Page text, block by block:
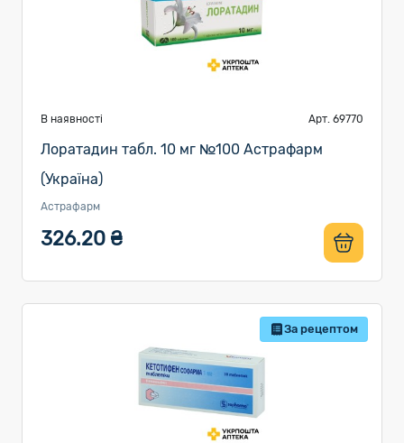
В наявності Арт. 69770
Лоратадин табл. 10 мг №100 Астрафарм
(Україна)
Астрафарм
326.20 ₴
За рецептом